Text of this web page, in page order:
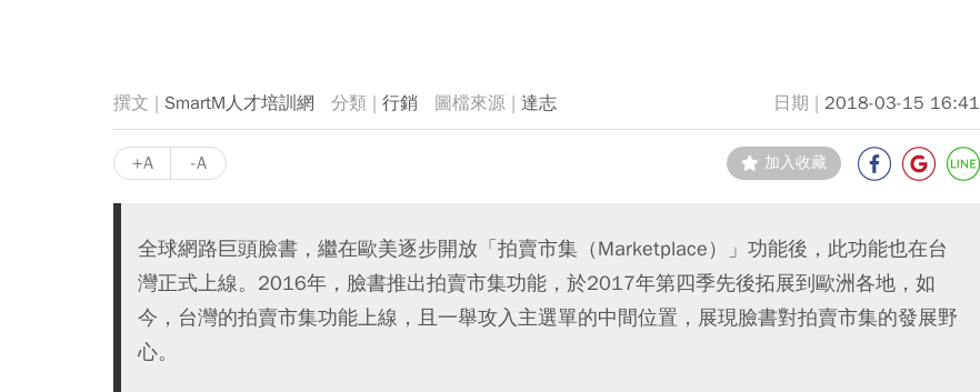
SmartM人才培訓網 行銷 達志 2018-03-15 16:41
+A -A 加入收藏
全球網路巨頭臉書，繼在歐美逐步開放「拍賣市集（Marketplace）」功能後，此功能也在台
灣正式上線。2016年，臉書推出拍賣市集功能，於2017年第四季先後拓展到歐洲各地，如
今，台灣的拍賣市集功能上線，且一舉攻入主選單的中間位置，展現臉書對拍賣市集的發展野
心。